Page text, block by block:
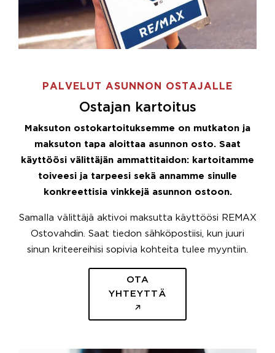
PALVELUT ASUNNON OSTAJALLE
Ostajan kartoitus
Maksuton ostokartoituksemme on mutkaton ja
maksuton tapa aloittaa asunnon osto. Saat
käyttöösi välittäjän ammattitaidon: kartoitamme
toiveesi ja tarpeesi sekä annamme sinulle
konkreettisia vinkkejä asunnon ostoon.
Samalla välittäjä aktivoi maksutta käyttöösi REMAX
Ostovahdin. Saat tiedon sähköpostiisi, kun juuri
sinun kriteereihisi sopivia kohteita tulee myyntiin.
OTA
YHTEYTTÄ